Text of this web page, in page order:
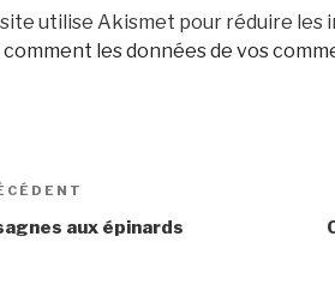
utilise Akismet pour réduire les
comment les données de vos
aux épinards